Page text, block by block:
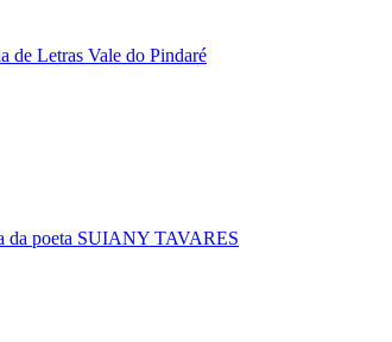
Letras Vale do Pindaré
da poeta SUIANY TAVARES